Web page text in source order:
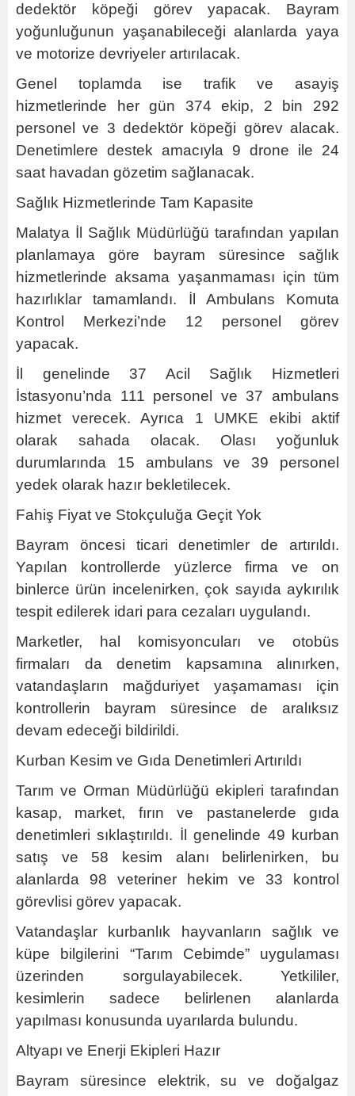
dedektör köpeği görev yapacak. Bayram
yoğunluğunun yaşanabileceği alanlarda yaya
ve motorize devriyeler artırılacak.
Genel toplamda ise trafik ve asayiş
hizmetlerinde her gün 374 ekip, 2 bin 292
personel ve 3 dedektör köpeği görev alacak.
Denetimlere destek amacıyla 9 drone ile 24
saat havadan gözetim sağlanacak.
Sağlık Hizmetlerinde Tam Kapasite
Malatya İl Sağlık Müdürlüğü tarafından yapılan
planlamaya göre bayram süresince sağlık
hizmetlerinde aksama yaşanmaması için tüm
hazırlıklar tamamlandı. İl Ambulans Komuta
Kontrol Merkezi’nde 12 personel görev
yapacak.
İl genelinde 37 Acil Sağlık Hizmetleri
İstasyonu’nda 111 personel ve 37 ambulans
hizmet verecek. Ayrıca 1 UMKE ekibi aktif
olarak sahada olacak. Olası yoğunluk
durumlarında 15 ambulans ve 39 personel
yedek olarak hazır bekletilecek.
Fahiş Fiyat ve Stokçuluğa Geçit Yok
Bayram öncesi ticari denetimler de artırıldı.
Yapılan kontrollerde yüzlerce firma ve on
binlerce ürün incelenirken, çok sayıda aykırılık
tespit edilerek idari para cezaları uygulandı.
Marketler, hal komisyoncuları ve otobüs
firmaları da denetim kapsamına alınırken,
vatandaşların mağduriyet yaşamaması için
kontrollerin bayram süresince de aralıksız
devam edeceği bildirildi.
Kurban Kesim ve Gıda Denetimleri Artırıldı
Tarım ve Orman Müdürlüğü ekipleri tarafından
kasap, market, fırın ve pastanelerde gıda
denetimleri sıklaştırıldı. İl genelinde 49 kurban
satış ve 58 kesim alanı belirlenirken, bu
alanlarda 98 veteriner hekim ve 33 kontrol
görevlisi görev yapacak.
Vatandaşlar kurbanlık hayvanların sağlık ve
küpe bilgilerini “Tarım Cebimde” uygulaması
üzerinden sorgulayabilecek. Yetkililer,
kesimlerin sadece belirlenen alanlarda
yapılması konusunda uyarılarda bulundu.
Altyapı ve Enerji Ekipleri Hazır
Bayram süresince elektrik, su ve doğalgaz